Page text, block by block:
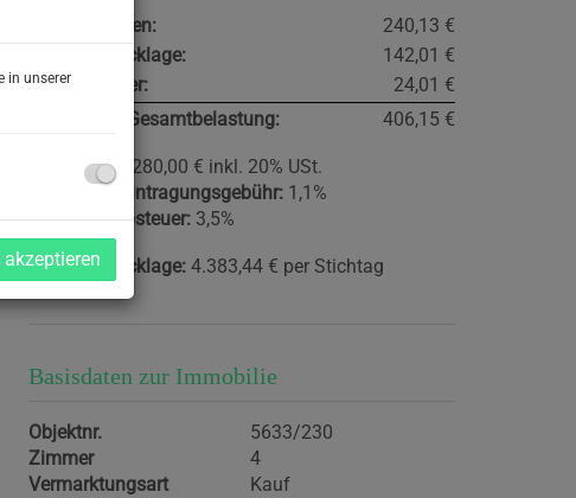
Betriebskosten:
240,13 €
Reparaturrücklage:
142,01 €
Umsatzsteuer:
24,01 €
monatliche Gesamtbelastung:
406,15 €
Provision:
8.280,00 € inkl. 20% USt.
Grundbucheintragungsgebühr: 1,1%
Grunderwerbsteuer: 3,5%
Reparaturrücklage: 4.383,44 € per Stichtag
Basisdaten zur Immobilie
Objektnr.
5633/230
Zimmer
4
Vermarktungsart
Kauf
in unserer
akzeptieren